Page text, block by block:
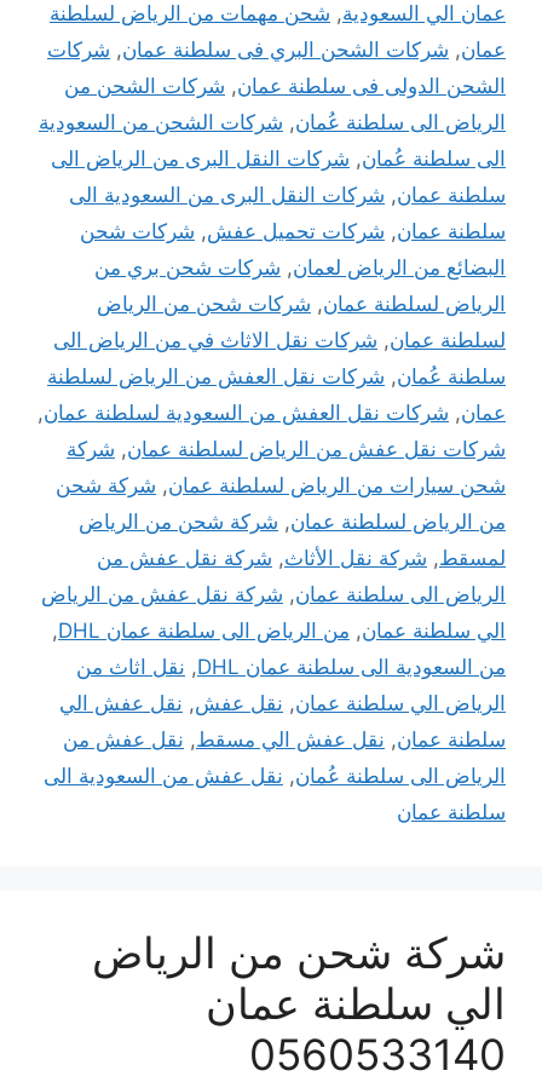
عمان الي السعودية, شحن مهمات من الرياض لسلطنة
عمان, شركات الشحن البري فى سلطنة عمان, شركات
الشحن الدولى فى سلطنة عمان, شركات الشحن من
الرياض الى سلطنة عُمان, شركات الشحن من السعودية
الى سلطنة عُمان, شركات النقل البرى من الرياض الى
سلطنة عمان, شركات النقل البرى من السعودية الى
سلطنة عمان, شركات تحميل عفش, شركات شحن
البضائع من الرياض لعمان, شركات شحن بري من
الرياض لسلطنة عمان, شركات شحن من الرياض
لسلطنة عمان, شركات نقل الاثاث في من الرياض الى
سلطنة عُمان, شركات نقل العفش من الرياض لسلطنة
عمان, شركات نقل العفش من السعودية لسلطنة عمان,
شركات نقل عفش من الرياض لسلطنة عمان, شركة
شحن سيارات من الرياض لسلطنة عمان, شركة شحن
من الرياض لسلطنة عمان, شركة شحن من الرياض
لمسقط, شركة نقل الأثاث, شركة نقل عفش من
الرياض الى سلطنة عمان, شركة نقل عفش من الرياض
الي سلطنة عمان, من الرياض الى سلطنة عمان DHL
,
من السعودية الى سلطنة عمان DHL
, نقل اثاث من
الرياض الي سلطنة عمان, نقل عفش, نقل عفش الي
سلطنة عمان, نقل عفش الي مسقط, نقل عفش من
الرياض الى سلطنة عُمان, نقل عفش من السعودية الى
سلطنة عمان
شركة شحن من الرياض
الي سلطنة عمان
0560533140